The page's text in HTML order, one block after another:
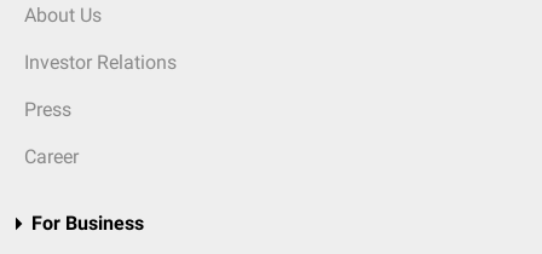
About Us
Investor Relations
Press
Career
For Business